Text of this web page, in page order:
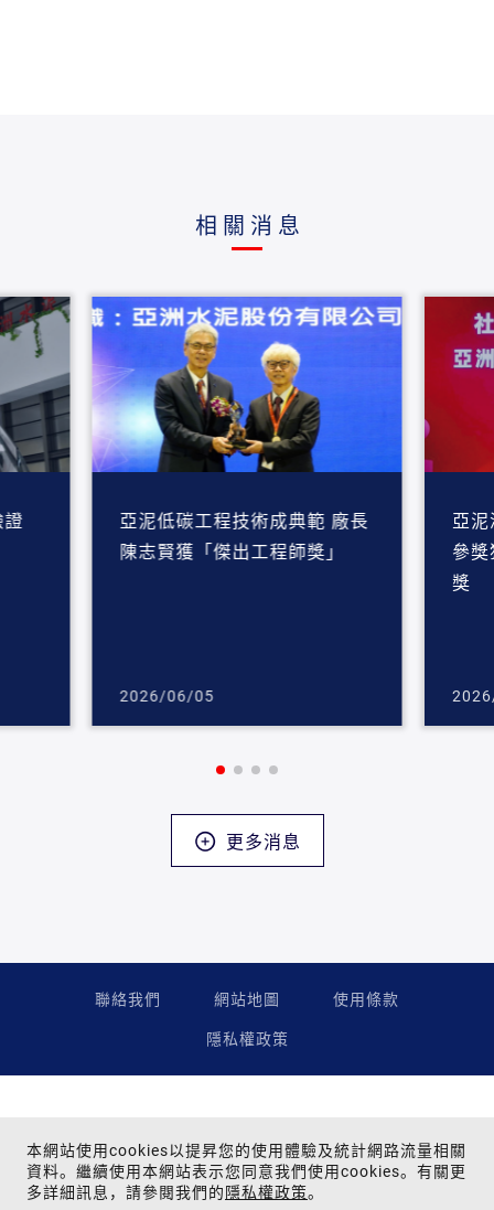
相關消息
證
亞泥低碳工程技術成典範 廠長
陳志賢獲「傑出工程師獎」
2026/06/05
亞
參
獎
更多消息
聯絡我們 網站地圖
使用條款
隱私權政策
Copyright © 2024 Far Eastern Group All rights reserved.
本網站使用cookies以提昇您的使用體驗及統計網路流量相關
資料。繼續使用本網站表示您同意我們使用cookies。有關更
多詳細訊息，請參閱我們的隱私權政策。